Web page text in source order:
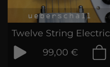
Twelve String Electric
99,00 €